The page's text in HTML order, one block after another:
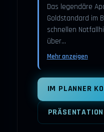
Das legendäre
Goldstandard im
schnellen
über…
Mehr anzeigen
IM PLANNER